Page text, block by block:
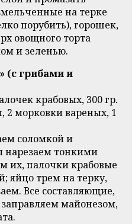
на терке
порубить), горошек,
овощного торта
и зеленью.
(с грибами и
крабовых, 300 гр.
морковки вареных, 1
соломкой и
тонкими
их, палочки крабовые
яйцо трем на терку,
Все составляющие,
майонезом,